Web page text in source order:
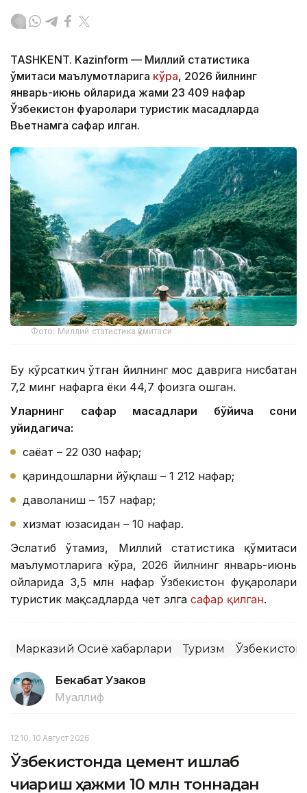
TASHKENT. Kazinform — Миллий статистика
қўмитаси маълумотларига кўра, 2026 йилнинг
январь-июнь ойларида жами 23 409 нафар
Ўзбекистон фуқаролари туристик мақсадларда
Вьетнамга сафар қилган.
Фото: Миллий статистика қўмитаси
Бу кўрсаткич ўтган йилнинг мос даврига нисбатан
7,2 минг нафарга ёки 44,7 фоизга ошган.
Уларнинг сафар мақсадлари бўйича сони
қуйидагича:
саёҳат – 22 030 нафар;
қариндошларни йўқлаш – 1 212 нафар;
даволаниш – 157 нафар;
хизмат юзасидан – 10 нафар.
Эслатиб ўтамиз, Миллий статистика қўмитаси
маълумотларига кўра, 2026 йилнинг январь-июнь
ойларида 3,5 млн нафар Ўзбекистон фуқаролари
туристик мақсадларда чет элга сафар қилган.
Марказий Осиё хабарлари Туризм Ўзбекистон
Бекабат Узаков
Муаллиф
12:10, 10 Август 2026
Ўзбекистонда цемент ишлаб
чиқариш ҳажми 10 млн тоннадан